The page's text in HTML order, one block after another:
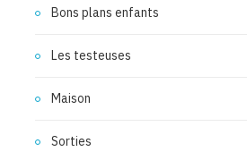
Bons plans enfants
Les testeuses
Maison
Sorties